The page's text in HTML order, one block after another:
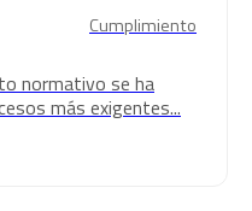
Cumplimiento
normativo se ha
más exigentes...